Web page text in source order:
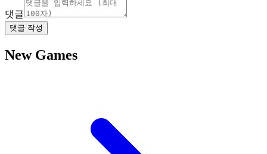
댓글
댓글 작성
New Games